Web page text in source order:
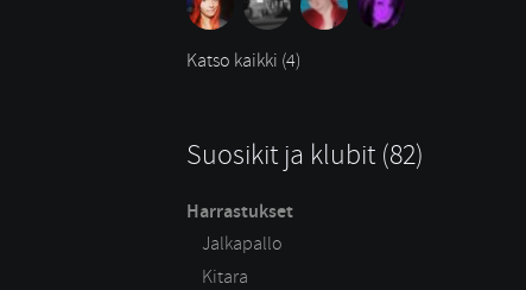
Katso kaikki (4)
Suosikit ja klubit (82)
Harrastukset
Jalkapallo
Kitara